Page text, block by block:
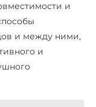
и
и между ними,
и